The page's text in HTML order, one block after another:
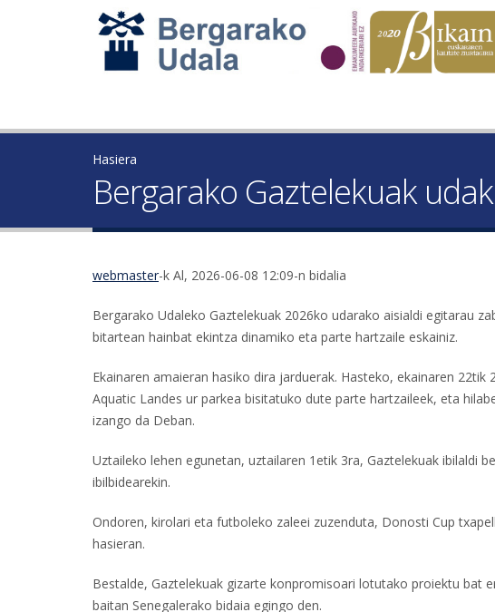
Hasiera
Bergarako Gaztelekuak
webmaster-k Al, 2026-06-08 12:09-n bidalia
Bergarako Udaleko Gaztelekuak 2026ko udarako aisialdi egitarau
bitartean hainbat ekintza dinamiko eta parte hartzaile eskainiz.
Ekainaren amaieran hasiko dira jarduerak. Hasteko, ekainaren
Aquatic Landes ur parkea bisitatuko dute parte hartzaileek, eta
izango da Deban.
Uztaileko lehen egunetan, uztailaren 1etik 3ra, Gaztelekuak ibilaldi
ibilbidearekin.
Ondoren, kirolari eta futboleko zaleei zuzenduta, Donosti Cup
hasieran.
Bestalde, Gaztelekuak gizarte konpromisoari lotutako proiektu bat
baitan Senegalerako bidaia egingo den.